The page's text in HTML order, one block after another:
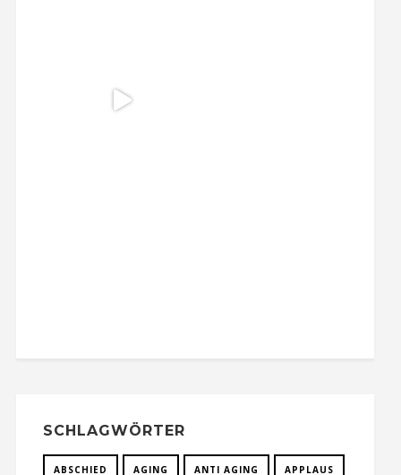
SCHLAGWÖRTER
ABSCHIED AGING ANTI AGING APPLAUS